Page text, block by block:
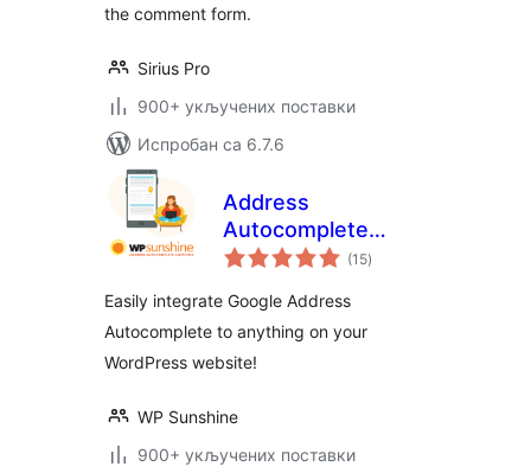
the comment form.
Sirius Pro
900+ укључених поставки
Испробан са 6.7.6
Address
Autocomplete
Anything
(15укупних
оцена
)
Easily integrate Google Address
Autocomplete to anything on your
WordPress website!
WP Sunshine
900+ укључених поставки